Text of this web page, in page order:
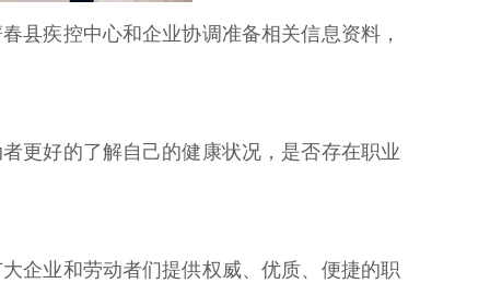
县疾控中心和企业协调准备相关信息资料，
更好的了解自己的健康状况，是否存在职业
企业和劳动者们提供权威、优质、便捷的职